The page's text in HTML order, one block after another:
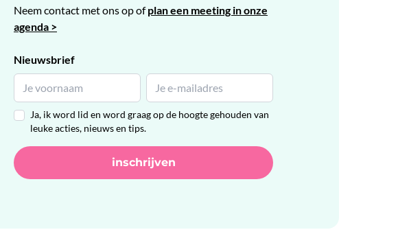
Neem contact met ons op ofplan een meeting in onze
agenda >
Nieuwsbrief
Ja, ik word lid en word graag op de hoogte gehouden van
leuke acties, nieuws en tips.